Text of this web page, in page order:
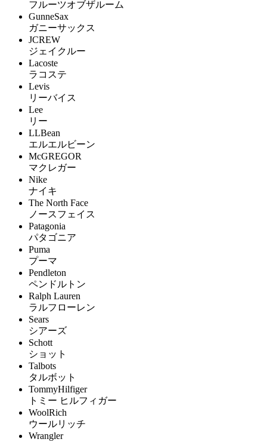
フルーツオブザルーム
GunneSax
ガニーサックス
JCREW
ジェイクルー
Lacoste
ラコステ
Levis
リーバイス
Lee
リー
LLBean
エルエルビーン
McGREGOR
マクレガー
Nike
ナイキ
The North Face
ノースフェイス
Patagonia
パタゴニア
Puma
プーマ
Pendleton
ペンドルトン
Ralph Lauren
ラルフローレン
Sears
シアーズ
Schott
ショット
Talbots
タルボット
TommyHilfiger
トミー ヒルフィガー
WoolRich
ウールリッチ
Wrangler